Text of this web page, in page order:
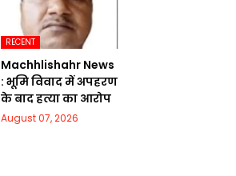
RECENT
Machhlishahr News
: भूमि विवाद में अपहरण
के बाद हत्या का आरोप
August 07, 2026